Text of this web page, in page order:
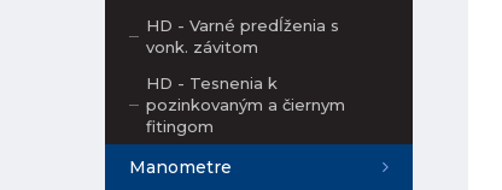
HD - Varné predĺženia s
vonk. závitom
HD - Tesnenia k
pozinkovaným a čiernym
fitingom
Manometre